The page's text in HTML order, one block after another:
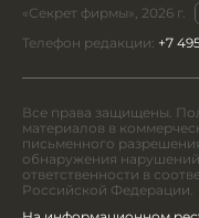
«Секрет фирмы», 2026 г.
Телефон редакции: +7
Все права защищены.
материалов в
письменного
обнаружения
ответственности в
Российской Федерации.